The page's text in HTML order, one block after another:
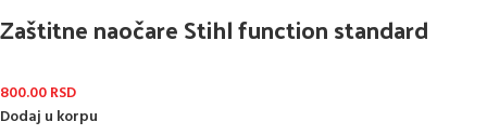
Zaštitne naočare Stihl function standard
800.00RSD
Dodaj u korpu